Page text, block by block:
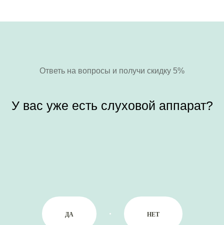
Ответь на вопросы и получи скидку 5%
У вас уже есть слуховой аппарат?
ДА НЕТ